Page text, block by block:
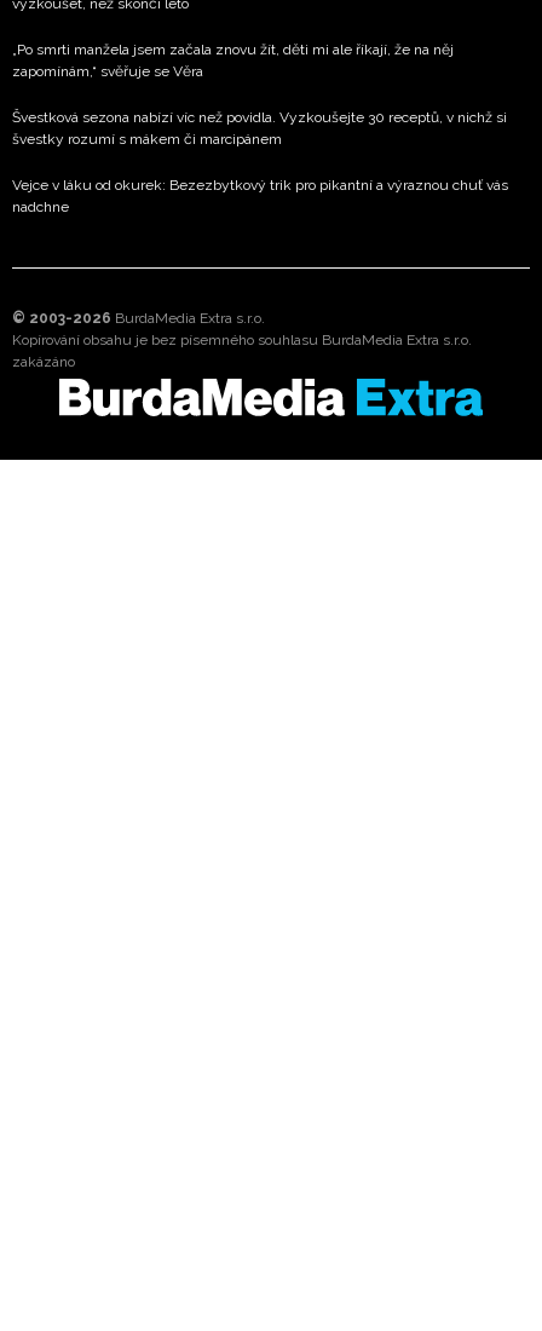
vyzkoušet, než skončí léto
„Po smrti manžela jsem začala znovu žít, děti mi ale říkají, že na něj
zapomínám,“ svěřuje se Věra
Švestková sezona nabízí víc než povidla. Vyzkoušejte 30 receptů, v nichž si
švestky rozumí s mákem či marcipánem
Vejce v láku od okurek: Bezezbytkový trik pro pikantní a výraznou chuť vás
nadchne
© 2003-2026 BurdaMedia Extra s.r.o.
Kopírování obsahu je bez písemného souhlasu BurdaMedia Extra s.r.o.
zakázáno